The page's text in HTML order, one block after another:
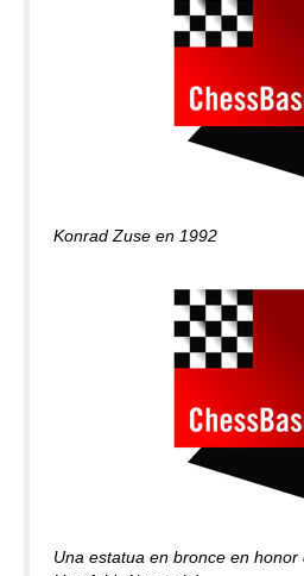
Konrad Zuse en 1992
Una estatua en bronce en